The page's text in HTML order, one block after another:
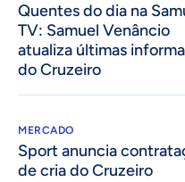
Quentes do dia na
TV: Samuel Venâncio
atualiza últimas
do Cruzeiro
MERCADO
Sport anuncia
de cria do Cruzeiro